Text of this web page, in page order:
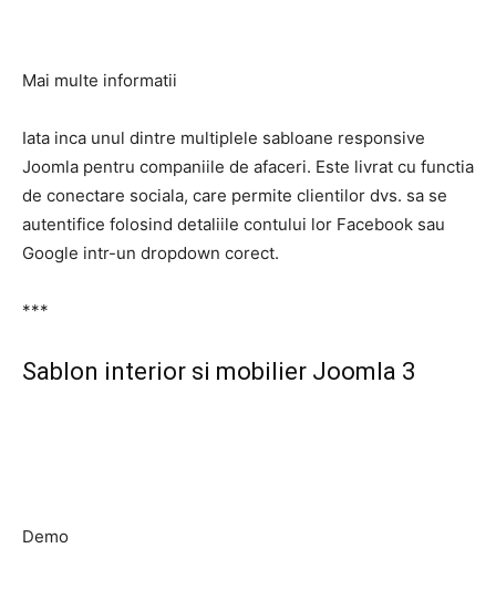
Mai multe informatii
Iata inca unul dintre multiplele sabloane responsive
Joomla pentru companiile de afaceri. Este livrat cu functia
de conectare sociala, care permite clientilor dvs. sa se
autentifice folosind detaliile contului lor Facebook sau
Google intr-un dropdown corect.
***
Sablon interior si mobilier Joomla 3
Demo